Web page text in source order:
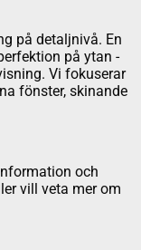
på detaljnivå. En
på ytan -
Vi fokuserar
fönster, skinande
och
vill veta mer om